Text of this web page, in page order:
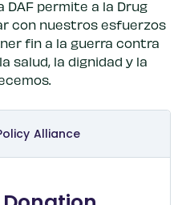
DAF permite a la Drug
con nuestros esfuerzos
fin a la guerra contra
salud, la dignidad y la